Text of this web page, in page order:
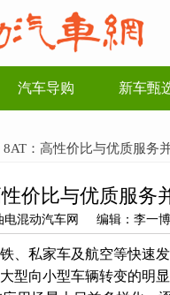
汽车导购 新车甄
：高性价比与优质服务
价比与优质服务
电混动汽车网 编辑：李一
、私家车及航空等快速
型向小型车辆转变的明